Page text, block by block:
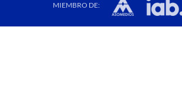
MIEMBRO DE: